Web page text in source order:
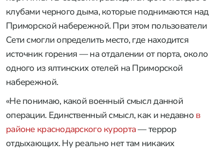
клубами черного дыма, которые поднимаются над
Приморской набережной. При этом пользователи
Сети смогли определить место, где находится
источник горения — на отдалении от порта, около
одного из ялтинских отелей на Приморской
набережной.
«Не понимаю, какой военный смысл данной
операции. Единственный смысл, как и недавно в
районе краснодарского курорта— террор
отдыхающих. Ну реально нет там никаких